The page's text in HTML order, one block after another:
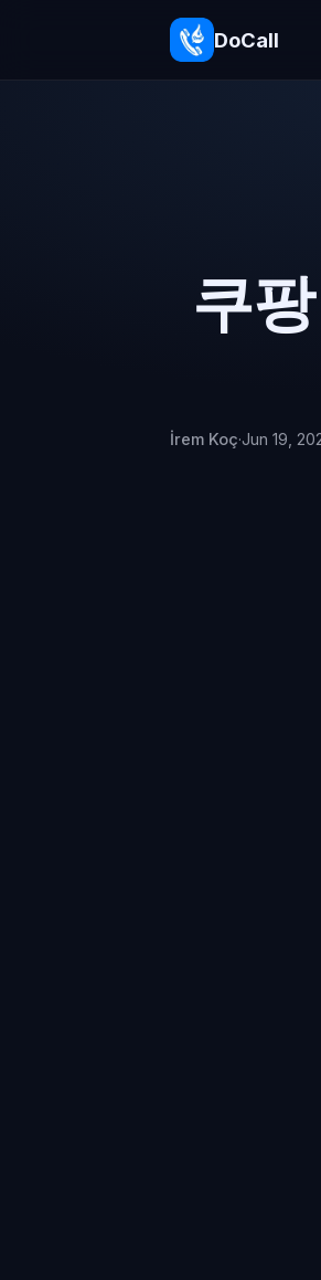
DoCall
쿠
İrem Koç·Jun 19,